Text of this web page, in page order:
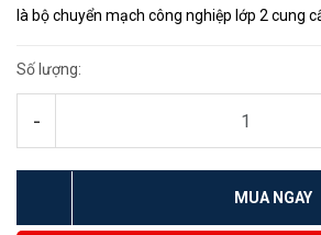
là bộ chuyển mạch công nghiệp lớp 2 cung
Số lượng:
-
MUA NGAY